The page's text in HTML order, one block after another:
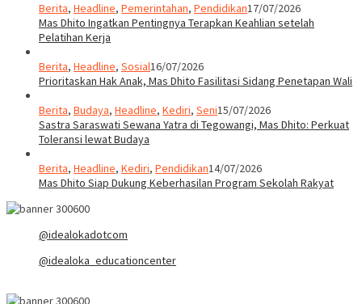
Berita, Headline, Pemerintahan, Pendidikan17/07/2026
Mas Dhito Ingatkan Pentingnya Terapkan Keahlian setelah
Pelatihan Kerja
Berita, Headline, Sosial16/07/2026
Prioritaskan Hak Anak, Mas Dhito Fasilitasi Sidang Penetapan Wali
Berita, Budaya, Headline, Kediri, Seni15/07/2026
Sastra Saraswati Sewana Yatra di Tegowangi, Mas Dhito: Perkuat
Toleransi lewat Budaya
Berita, Headline, Kediri, Pendidikan14/07/2026
Mas Dhito Siap Dukung Keberhasilan Program Sekolah Rakyat
@idealokadotcom
@idealoka_educationcenter